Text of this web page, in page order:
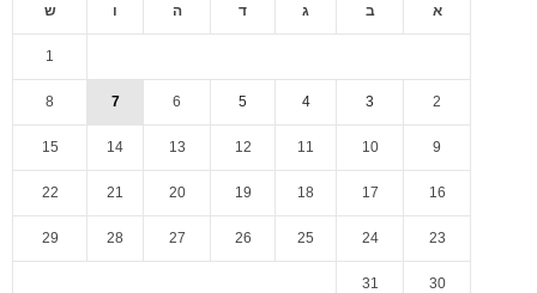
א ב ג ד ה ו ש
1
2
3
4
5
6
7
8
9
10
11
12
13
14
15
16
17
18
19
20
21
22
23
24
25
26
27
28
29
30
31